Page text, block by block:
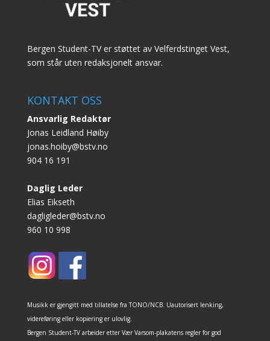
Bergen Student-TV er støttet av Velferdstinget Vest,
som står uten redaksjonelt ansvar.
KONTAKT OSS
Ansvarlig Redaktør
Jonas Leidland Høiby
jonas.hoiby@bstv.no
904 16 191
Daglig Leder
Elias Eikseth
dagligleder@bstv.no
960 10 998
Musikk er gjengitt med tillatelse fra TONO/NCB. Uautorisert lenking,
videreføring eller kopiering er ulovlig.
Bergen Student-TV arbeider etter Vær Varsom-plakatens regler for god